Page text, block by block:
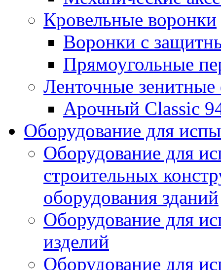
Кровельные воронки
Воронки с
Прямоугольные
Ленточные
Арочный Classic
Оборудование для
Оборудование для
строительных
оборудования зданий
Оборудование для
изделий
Оборудование для